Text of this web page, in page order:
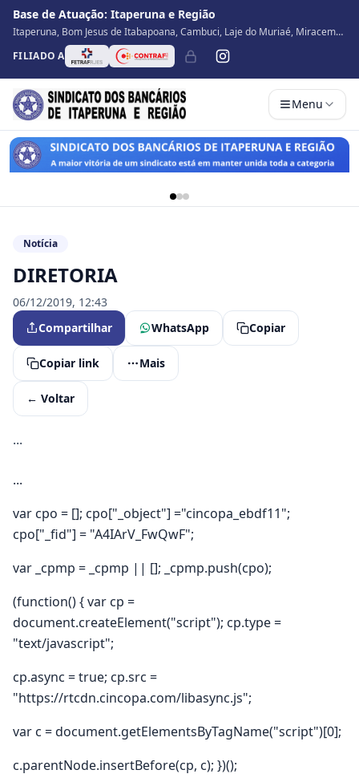
Base de Atuação: Itaperuna e Região
Itaperuna, Bom Jesus de Itabapoana, Cambuci, Laje do Muriaé, Miracema,
Natividade, Porciúncula, São José de Ubá, Santo Antônio de Pádua, Varre
Sai
FILIADO A
Menu
Notícia
DIRETORIA
06/12/2019, 12:43
Compartilhar
WhatsApp Copiar
Copiar link Mais
← Voltar
...
...
var cpo = []; cpo["_object"] ="cincopa_ebdf11";
cpo["_fid"] = "A4IArV_FwQwF";
var _cpmp = _cpmp || []; _cpmp.push(cpo);
(function() { var cp =
document.createElement("script"); cp.type =
"text/javascript";
cp.async = true; cp.src =
"https://rtcdn.cincopa.com/libasync.js";
var c = document.getElementsByTagName("script")[0];
c.parentNode.insertBefore(cp, c); })();